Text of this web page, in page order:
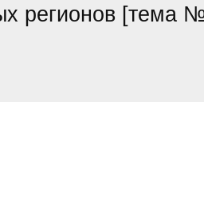
регионов [тема